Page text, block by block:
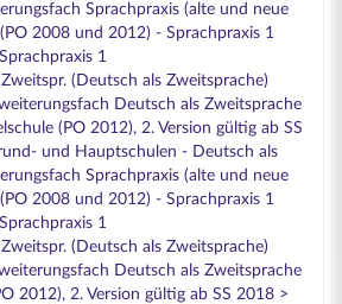
Sprachpraxis (alte und neue
2008 und 2012) - Sprachpraxis 1
1
(Deutsch als Zweitsprache)
Deutsch als Zweitsprache
(PO 2012), 2. Version gültig ab SS
und Hauptschulen - Deutsch als
Sprachpraxis (alte und neue
2008 und 2012) - Sprachpraxis 1
1
(Deutsch als Zweitsprache)
Deutsch als Zweitsprache
2012), 2. Version gültig ab SS 2018 >